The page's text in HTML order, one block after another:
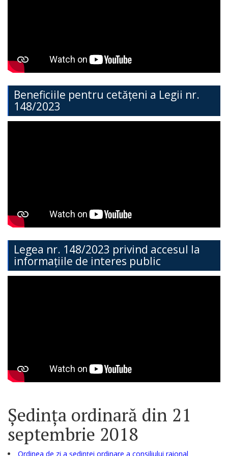
Cimișlia
Direcția
Economie,
Dezvoltare
Teritorială
Secția
Serviciul
Arhitectură,
și
Cadastru
Beneficiile pentru cetățeni a Legii nr.
148/2023
Legea nr. 148/2023 privind accesul la
informațiile de interes public
Ședința ordinară din 21
septembrie 2018
Ordinea de zi a ședinței ordinare a consiliului raional